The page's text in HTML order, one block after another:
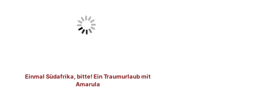
Einmal Südafrika, bitte! Ein Traumurlaub mit
Amarula